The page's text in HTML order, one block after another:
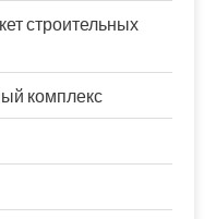
строительных
комплекс